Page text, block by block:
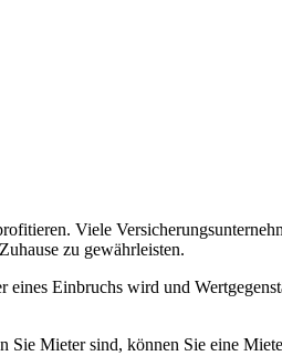
Viele
zu gewährleisten.
eines Einbruchs wird und
Mieter sind, können Sie eine